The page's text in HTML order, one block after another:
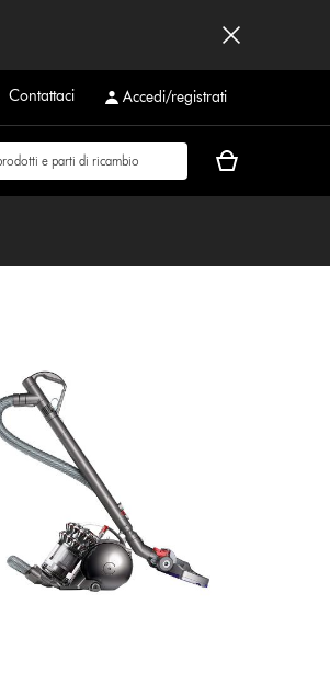
Contattaci Accedi/registrati
Il